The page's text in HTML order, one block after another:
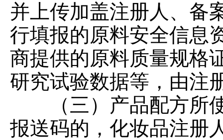
并上传加盖注册人、备
行填报的原料安全信息
商提供的原料质量规格
研究试验数据等，由注
（三）产品配方所使
报送码的，化妆品注册